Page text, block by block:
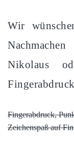
Wir
Nikolaus
Fingerabdruck,
Zeichenspaß auf